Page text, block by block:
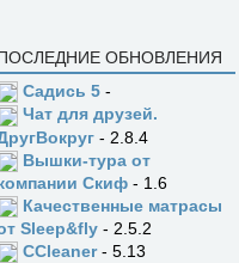
ОБНОВЛЕНИЯ
Садись 5 -
Чат для друзей.
- 2.8.4
Вышки-тура от
Скиф - 1.6
Качественные матрасы
Sleep&fly - 2.5.2
CCleaner- 5.13